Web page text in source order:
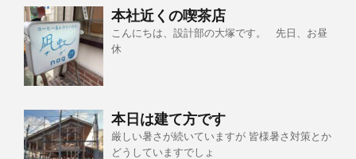
本社近くの喫茶店
こんにちは、設計部の大塚です。 先日、お昼
休
本日は建て方です
厳しい暑さが続いていますが 皆様暑さ対策とか
どうしていますでしょ